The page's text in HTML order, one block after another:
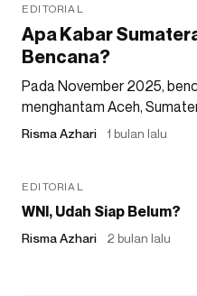
EDITORIAL
Apa Kabar
Bencana?
Pada November 2025,
menghantam Aceh,
Risma Azhari 1 bulan lalu
EDITORIAL
WNI, Udah Siap Belum?
Risma Azhari 2 bulan lalu